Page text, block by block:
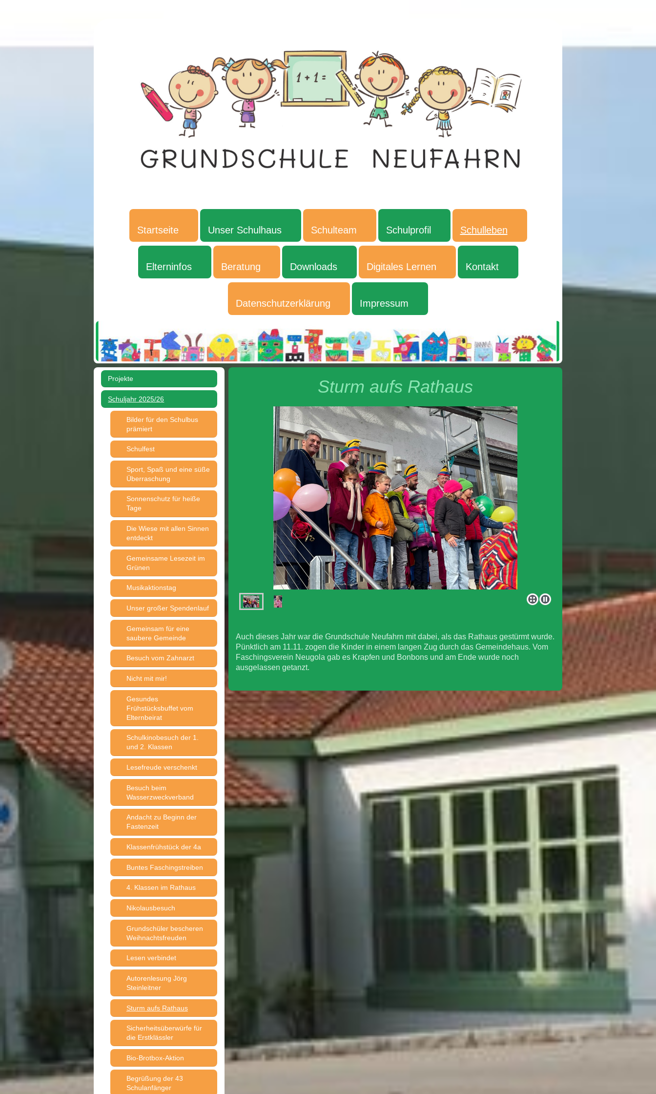
Startseite Unser Schulhaus Schulteam Schulprofil Schulleben
Elterninfos Beratung Downloads Digitales Lernen Kontakt
Datenschutzerklärung Impressum
Sturm aufs Rathaus
Auch dieses Jahr war die Grundschule Neufahrn mit dabei, als das Rathaus gestürmt wurde.
Pünktlich am 11.11. zogen die Kinder in einem langen Zug durch das Gemeindehaus. Vom
Faschingsverein Neugola gab es Krapfen und Bonbons und am Ende wurde noch
ausgelassen getanzt.
Projekte
Schuljahr 2025/26
Bilder für den Schulbus
prämiert
Schulfest
Sport, Spaß und eine süße
Überraschung
Sonnenschutz für heiße
Tage
Die Wiese mit allen Sinnen
entdeckt
Gemeinsame Lesezeit im
Grünen
Musikaktionstag
Unser großer Spendenlauf
Gemeinsam für eine
saubere Gemeinde
Besuch vom Zahnarzt
Nicht mit mir!
Gesundes
Frühstücksbuffet vom
Elternbeirat
Schulkinobesuch der 1.
und 2. Klassen
Lesefreude verschenkt
Besuch beim
Wasserzweckverband
Andacht zu Beginn der
Fastenzeit
Klassenfrühstück der 4a
Buntes Faschingstreiben
4. Klassen im Rathaus
Nikolausbesuch
Grundschüler bescheren
Weihnachtsfreuden
Lesen verbindet
Autorenlesung Jörg
Steinleitner
Sturm aufs Rathaus
Sicherheitsüberwürfe für
die Erstklässler
Bio-Brotbox-Aktion
Begrüßung der 43
Schulanfänger